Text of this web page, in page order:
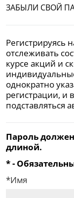
ЗАБЫЛИ СВОЙ
Регистрируясь
отслеживать
курсе акций и
однократно
регистрации, и
подставляться
Пароль
длиной.
*-
*Имя